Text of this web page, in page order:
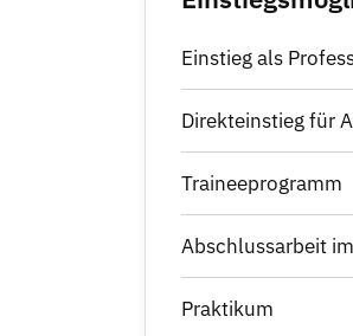
Einstieg als
Direkteinstieg für
Traineeprogramm
Abschlussarbeit
Praktikum